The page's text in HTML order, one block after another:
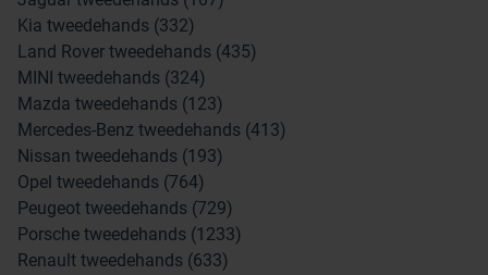
Kia tweedehands (332)
Land Rover tweedehands (435)
MINI tweedehands (324)
Mazda tweedehands (123)
Mercedes-Benz tweedehands (413)
Nissan tweedehands (193)
Opel tweedehands (764)
Peugeot tweedehands (729)
Porsche tweedehands (1233)
Renault tweedehands (633)